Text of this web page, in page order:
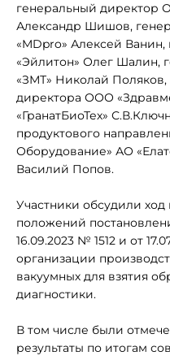
генеральный директор
Александр Шишов,
«MDpro» Алексей
«Эйлитон» Олег Шалин,
«ЗМТ» Николай Поляков,
директора ООО
«ГранатБиоТех»
продуктового
Оборудование» АО
Василий Попов.
Участники обсудили
положений
16.09.2023 № 1512 и от
организации
вакуумных для взятия
диагностики.
В том числе были
результаты по итогам